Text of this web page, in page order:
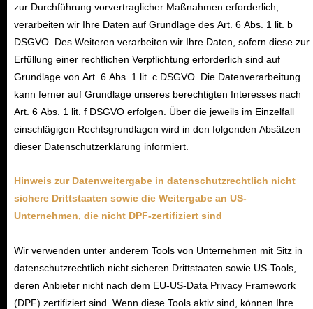
zur Durchführung vorvertraglicher Maßnahmen erforderlich,
verarbeiten wir Ihre Daten auf Grundlage des Art. 6 Abs. 1 lit. b
DSGVO. Des Weiteren verarbeiten wir Ihre Daten, sofern diese zur
Erfüllung einer rechtlichen Verpflichtung erforderlich sind auf
Grundlage von Art. 6 Abs. 1 lit. c DSGVO. Die Datenverarbeitung
kann ferner auf Grundlage unseres berechtigten Interesses nach
Art. 6 Abs. 1 lit. f DSGVO erfolgen. Über die jeweils im Einzelfall
einschlägigen Rechtsgrundlagen wird in den folgenden Absätzen
dieser Datenschutzerklärung informiert.
Hinweis zur Datenweitergabe in datenschutzrechtlich nicht
sichere Drittstaaten sowie die Weitergabe an US-
Unternehmen, die nicht DPF-zertifiziert sind
Wir verwenden unter anderem Tools von Unternehmen mit Sitz in
datenschutzrechtlich nicht sicheren Drittstaaten sowie US-Tools,
deren Anbieter nicht nach dem EU-US-Data Privacy Framework
(DPF) zertifiziert sind. Wenn diese Tools aktiv sind, können Ihre